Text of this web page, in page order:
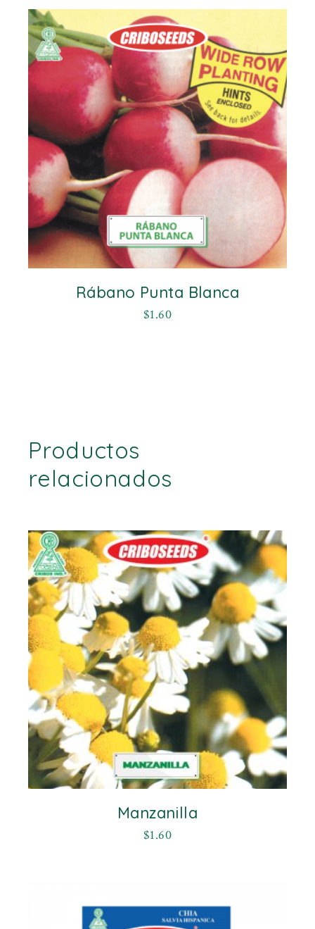
Rábano Punta Blanca
$1.60
Productos
relacionados
Manzanilla
$1.60